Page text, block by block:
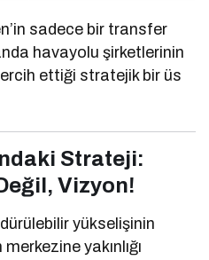
sadece bir transfer
havayolu şirketlerinin
ettiği stratejik bir üs
Strateji:
Vizyon!
yükselişinin
yakınlığı